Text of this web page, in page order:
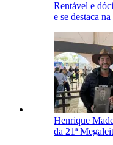
Rentável e
e se destaca
Henrique
da 21ª